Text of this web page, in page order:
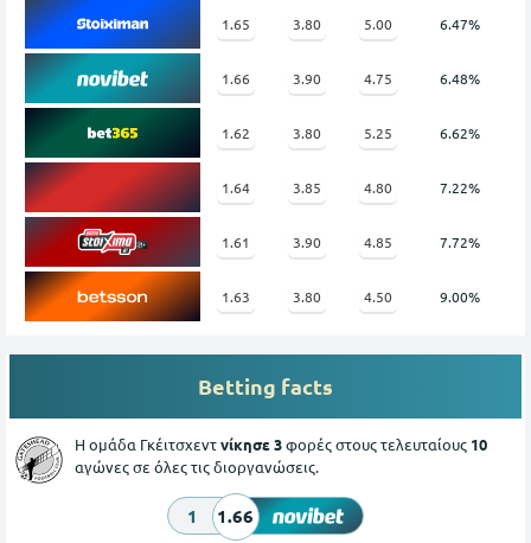
1.65 3.80 5.00 6.47%
1.66 3.90 4.75 6.48%
1.62 3.80 5.25 6.62%
1.64 3.85 4.80 7.22%
1.61 3.90 4.85 7.72%
1.63 3.80 4.50 9.00%
Betting facts
Η ομάδα Γκέιτσχεντνίκησε 3φορές στους τελευταίους 10
αγώνες σε όλες τις διοργανώσεις.
1 1.66